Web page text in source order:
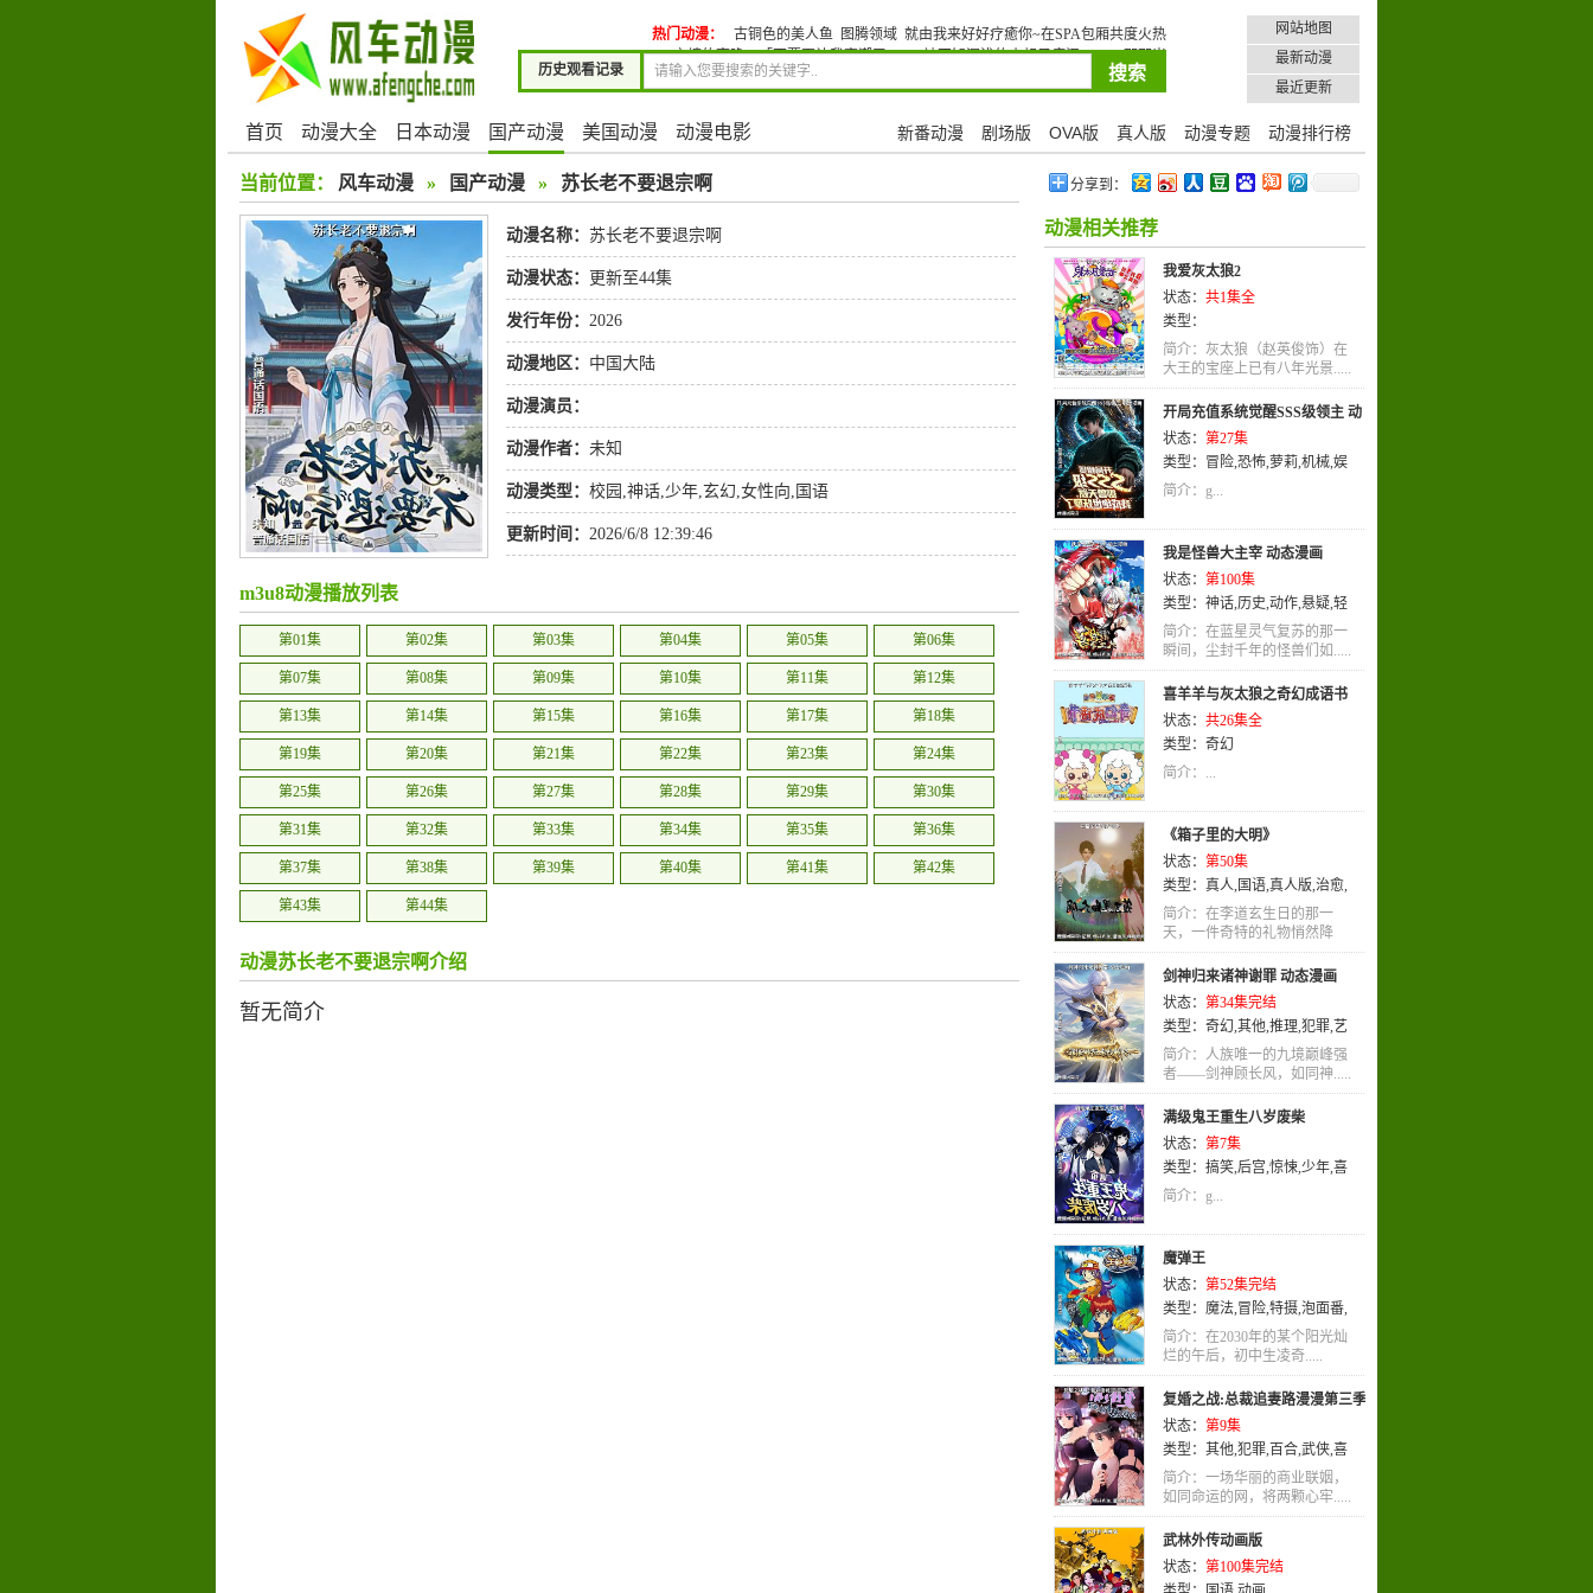
历史观看记录
热门动漫： 古铜色的美人鱼 图腾领域 就由我来好好疗癒你~在SPA包厢共度火热
交缠的夜晚5 「不要再让我高潮了…」~被不知深浅的小叔子痴汉PLAY
网站地图
最新动漫
最近更新
首页 动漫大全 日本动漫 国产动漫 美国动漫 动漫电影 新番动漫 剧场版 OVA版 真人版 动漫专题 动漫排行榜
当前位置： 风车动漫 » 国产动漫 » 苏长老不要退宗啊
动漫名称： 苏长老不要退宗啊
动漫状态： 更新至44集
发行年份： 2026
动漫地区： 中国大陆
动漫演员：
动漫作者： 未知
动漫类型： 校园 ,神话,少年,玄幻,女性向, 国语
更新时间： 2026/6/8 12:39:46
m3u8动漫播放列表
第01集 第02集 第03集 第04集 第05集 第06集
第07集 第08集 第09集 第10集 第11集 第12集
第13集 第14集 第15集 第16集 第17集 第18集
第19集 第20集 第21集 第22集 第23集 第24集
第25集 第26集 第27集 第28集 第29集 第30集
第31集 第32集 第33集 第34集 第35集 第36集
第37集 第38集 第39集 第40集 第41集 第42集
第43集 第44集
动漫苏长老不要退宗啊介绍
暂无简介
分享到：
动漫相关推荐
我爱灰太狼2
状态： 共1集全
类型：
简介：灰太狼（赵英俊饰）在
大王的宝座上已有八年光景.....
开局充值系统觉醒SSS级领主 动
态漫画
状态： 第27集
类型： 冒险,恐怖,萝莉,机械,娱
乐,国语
简介：g...
我是怪兽大主宰 动态漫画
状态： 第100集
类型： 神话,历史,动作,悬疑,轻
松,国语
简介：在蓝星灵气复苏的那一
瞬间，尘封千年的怪兽们如.....
喜羊羊与灰太狼之奇幻成语书
状态： 共26集全
类型： 奇幻
简介：...
《箱子里的大明》
状态： 第50集
类型： 真人, 国语,真人版,治愈,
惊悚,职业,轻松
简介：在李道玄生日的那一
天，一件奇特的礼物悄然降
临.....
剑神归来诸神谢罪 动态漫画
状态： 第34集完结
类型： 奇幻,其他,推理,犯罪,艺
术,国语 ,动画
简介：人族唯一的九境巅峰强
者——剑神顾长风，如同神.....
满级鬼王重生八岁废柴
状态： 第7集
类型： 搞笑,后宫,惊悚,少年,喜
剧,国语,
简介：g...
魔弹王
状态： 第52集完结
类型： 魔法,冒险,特摄,泡面番,
耽美,国语,动画
简介：在2030年的某个阳光灿
烂的午后，初中生凌奇.....
复婚之战:总裁追妻路漫漫第三季
状态： 第9集
类型： 其他,犯罪, 百合,武侠,喜
剧,国语,动画
简介：一场华丽的商业联姻，
如同命运的网，将两颗心牢.....
武林外传动画版
状态： 第100集完结